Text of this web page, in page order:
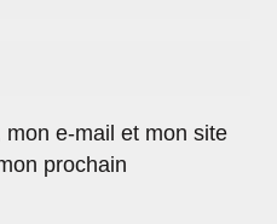
e-mail et mon site
prochain